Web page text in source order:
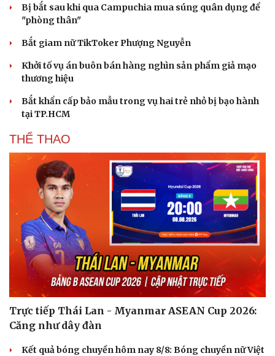
Văn hóa
Sân khấu - Điện ảnh
Văn học
Âm nhạc
Nghệ sĩ
Thời trang
Sao Việt
Bị bắt sau khi qua Campuchia mua súng quân dụng để
"phòng thân"
Bắt giam nữ TikToker Phượng Nguyễn
Khởi tố vụ án buôn bán hàng nghìn sản phẩm giả mạo
thương hiệu
Bắt khẩn cấp bảo mẫu trong vụ hai trẻ nhỏ bị bạo hành
tại TP.HCM
THỂ THAO
Trực tiếp Thái Lan - Myanmar ASEAN Cup 2026:
Căng như dây đàn
Kết quả bóng chuyền hôm nay 8/8: Bóng chuyền nữ Việt